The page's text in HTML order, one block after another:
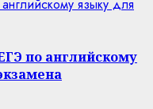
языку для
по английскому